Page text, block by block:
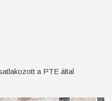
a PTE által